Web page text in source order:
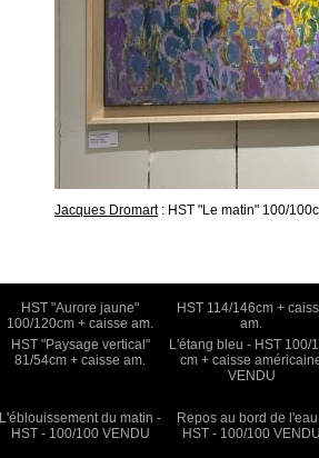
Jacques Dromart: HST "Le matin" 100/
HST "Aurore jaune"
100/120cm + caisse am.
HST 114/146cm +
am.
HST "Paysage vertical"
81/54cm + caisse am.
L'étang bleu - HST 100/
cm + caisse
VENDU
L'éblouissement du matin -
HST - 100/100 VENDU
Repos au bord de
HST - 100/100